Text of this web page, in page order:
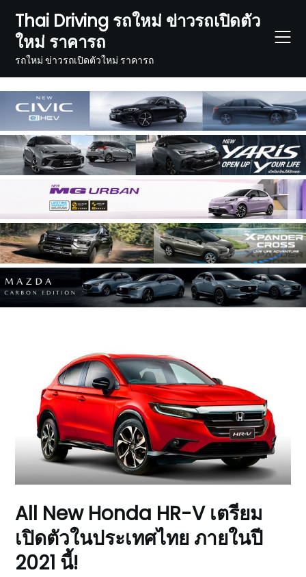
content
Thai Driving รถใหม่ ข่าวรถเปิดตัว
ใหม่ ราคารถ
รถใหม่ ข่าวรถเปิดตัวใหม่ ราคารถ
All New Honda HR-V เตรียม
เปิดตัวในประเทศไทย ภายในปี
2021 นี้!